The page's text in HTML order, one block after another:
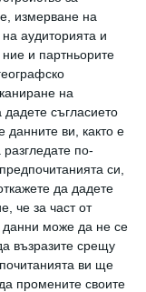
измерване на
аудиторията и
и партньорите
на
съгласието
данните ви, както е
по-
си,
да дадете
че за част от
данни може да не се
възразите срещу
ви ще
промените своите